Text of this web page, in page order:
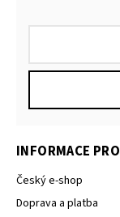
INFORMACE
Český e-shop
Doprava a platba